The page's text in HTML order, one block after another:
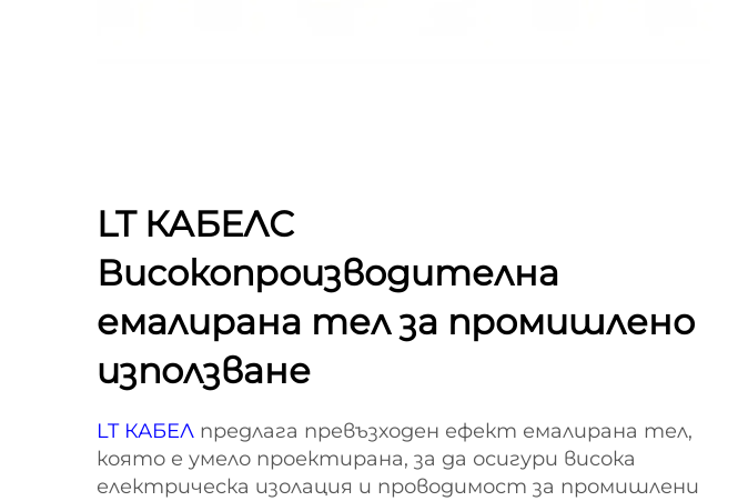
LT КАБЕЛС
Високопроизводителна
емалирана тел за промишлено
използване
LT КАБЕЛ предлага превъзходен ефект емалирана тел,
която е умело проектирана, за да осигури висока
електрическа изолация и проводимост за промишлени